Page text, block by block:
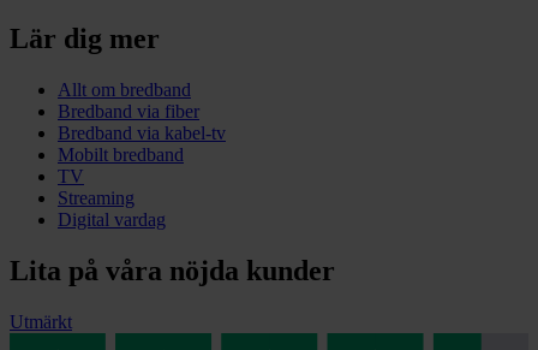
Lär dig mer
Allt om bredband
Bredband via fiber
Bredband via kabel-tv
Mobilt bredband
TV
Streaming
Digital vardag
Lita på våra nöjda kunder
Utmärkt